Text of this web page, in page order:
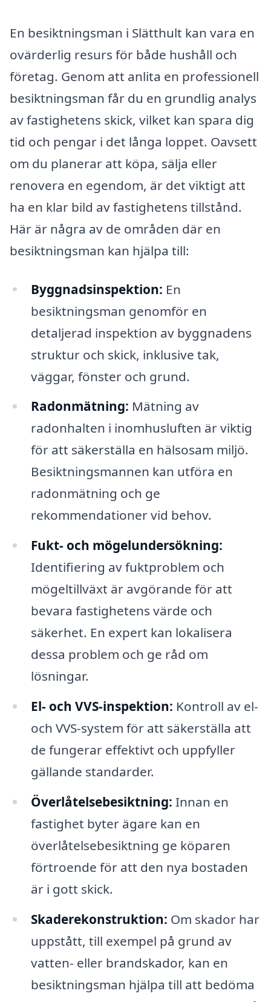
En besiktningsman i Slätthult kan vara en
ovärderlig resurs för både hushåll och
företag. Genom att anlita en professionell
besiktningsman får du en grundlig analys
av fastighetens skick, vilket kan spara dig
tid och pengar i det långa loppet. Oavsett
om du planerar att köpa, sälja eller
renovera en egendom, är det viktigt att
ha en klar bild av fastighetens tillstånd.
Här är några av de områden där en
besiktningsman kan hjälpa till:
Byggnadsinspektion: En
besiktningsman genomför en
detaljerad inspektion av byggnadens
struktur och skick, inklusive tak,
väggar, fönster och grund.
Radonmätning: Mätning av
radonhalten i inomhusluften är viktig
för att säkerställa en hälsosam miljö.
Besiktningsmannen kan utföra en
radonmätning och ge
rekommendationer vid behov.
Fukt- och mögelundersökning:
Identifiering av fuktproblem och
mögeltillväxt är avgörande för att
bevara fastighetens värde och
säkerhet. En expert kan lokalisera
dessa problem och ge råd om
lösningar.
El- och VVS-inspektion: Kontroll av el-
och VVS-system för att säkerställa att
de fungerar effektivt och uppfyller
gällande standarder.
Överlåtelsebesiktning: Innan en
fastighet byter ägare kan en
överlåtelsebesiktning ge köparen
förtroende för att den nya bostaden
är i gott skick.
Skaderekonstruktion: Om skador har
uppstått, till exempel på grund av
vatten- eller brandskador, kan en
besiktningsman hjälpa till att bedöma